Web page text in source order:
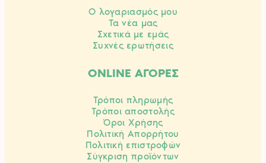
Ο λογαριασμός μου
Τα νέα μας
Σχετικά με εμάς
Συχνές ερωτήσεις
ONLINE ΑΓΟΡΕΣ
Τρόποι πληρωμής
Τρόποι αποστολής
Όροι Χρήσης
Πολιτική Απορρήτου
Πολιτική επιστροφών
Σύγκριση προϊόντων